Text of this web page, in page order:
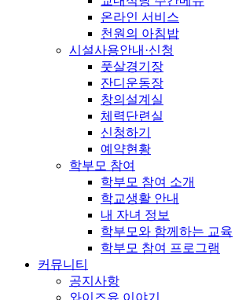
온라인 서비스
천원의 아침밥
시설사용안내·신청
풋살경기장
잔디운동장
창의설계실
체력단련실
신청하기
예약현황
학부모 참여
학부모 참여 소개
학교생활 안내
내 자녀 정보
학부모와 함께하는 교육
학부모 참여 프로그램
커뮤니티
공지사항
와이즈유 이야기